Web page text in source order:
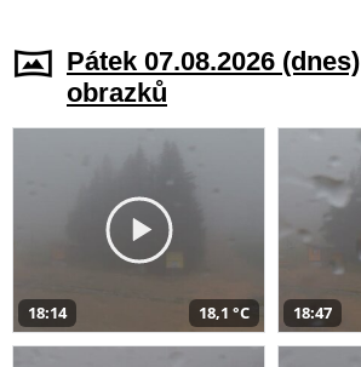
Pátek 07.08.2026 (dnes)
obrazků
18:14 18,1 °C 18:47